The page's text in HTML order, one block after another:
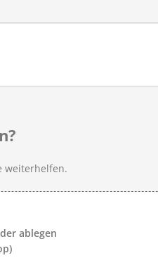
weiterhelfen.
ablegen